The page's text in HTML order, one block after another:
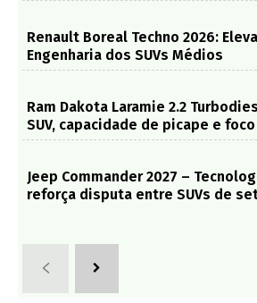
Renault Boreal Techno 2026:
Engenharia dos SUVs Médios
Ram Dakota Laramie 2.2
SUV, capacidade de picape e
Jeep Commander 2027 –
reforça disputa entre SUVs de